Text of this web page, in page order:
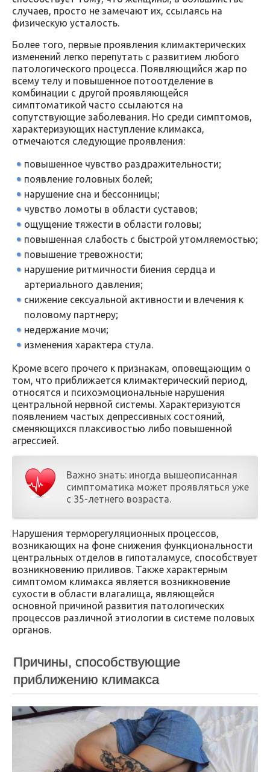
случаев, просто не замечают их, ссылаясь на
физическую усталость.
Более того, первые проявления климактерических
изменений легко перепутать с развитием любого
патологического процесса. Появляющийся жар по
всему телу и повышенное потоотделение в
комбинации с другой проявляющейся
симптоматикой часто ссылаются на
сопутствующие заболевания. Но среди симптомов,
характеризующих наступление климакса,
отмечаются следующие проявления:
повышенное чувство раздражительности;
появление головных болей;
нарушение сна и бессонницы;
чувство ломоты в области суставов;
ощущение тяжести в области головы;
повышенная слабость с быстрой утомляемостью;
повышение тревожности;
нарушение ритмичности биения сердца и
артериального давления;
снижение сексуальной активности и влечения к
половому партнеру;
недержание мочи;
изменения характера стула.
Кроме всего прочего к признакам, оповещающим о
том, что приближается климактерический период,
относятся и психоэмоциональные нарушения
центральной нервной системы. Характеризуются
появлением частых депрессивных состояний,
сменяющихся плаксивостью либо повышенной
агрессией.
Важно знать: иногда вышеописанная
симптоматика может проявляться уже
с 35-летнего возраста.
Нарушения терморегуляционных процессов,
возникающих на фоне снижения функциональности
центральных отделов в гипоталамусе, способствует
возникновению приливов. Также характерным
симптомом климакса является возникновение
сухости в области влагалища, являющейся
основной причиной развития патологических
процессов различной этиологии в системе половых
органов.
Причины, способствующие
приближению климакса